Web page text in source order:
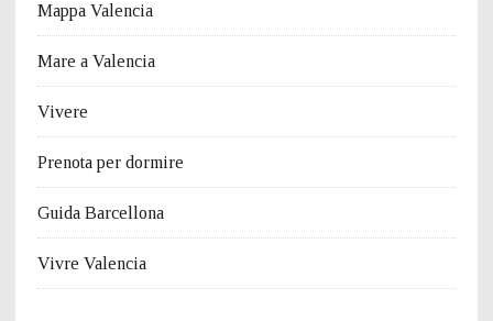
Mappa Valencia
Mare a Valencia
Vivere
Prenota per dormire
Guida Barcellona
Vivre Valencia